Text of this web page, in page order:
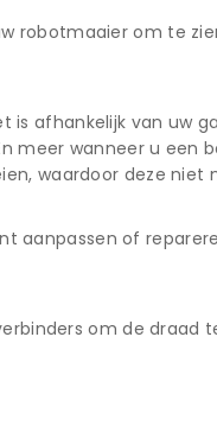
robotmaaier om te
afhankelijk van uw
meer wanneer u een
waardoor deze niet
aanpassen of
om de draad